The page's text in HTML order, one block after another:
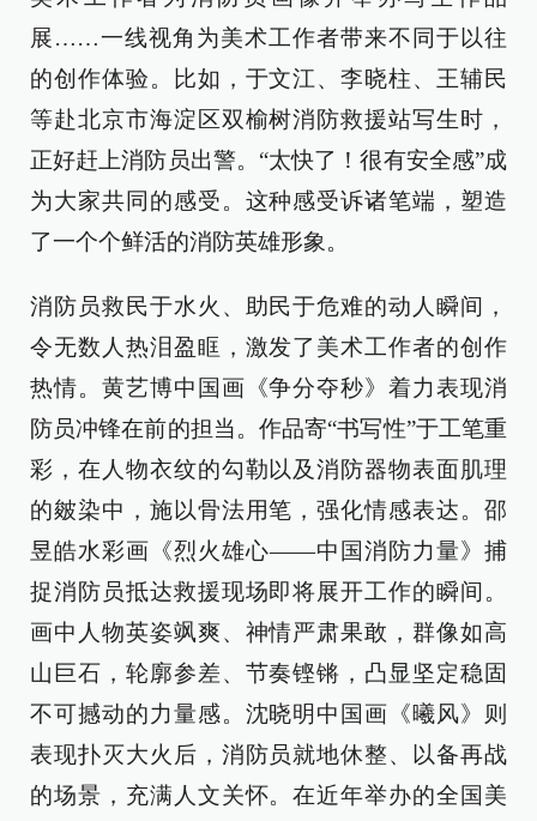
展……一线视角为美术工作者带来不同于以往
的创作体验。比如，于文江、李晓柱、王辅民
等赴北京市海淀区双榆树消防救援站写生时，
正好赶上消防员出警。“太快了！很有安全感”成
为大家共同的感受。这种感受诉诸笔端，塑造
了一个个鲜活的消防英雄形象。
消防员救民于水火、助民于危难的动人瞬间，
令无数人热泪盈眶，激发了美术工作者的创作
热情。黄艺博中国画《争分夺秒》着力表现消
防员冲锋在前的担当。作品寄“书写性”于工笔重
彩，在人物衣纹的勾勒以及消防器物表面肌理
的皴染中，施以骨法用笔，强化情感表达。邵
昱皓水彩画《烈火雄心——中国消防力量》捕
捉消防员抵达救援现场即将展开工作的瞬间。
画中人物英姿飒爽、神情严肃果敢，群像如高
山巨石，轮廓参差、节奏铿锵，凸显坚定稳固
不可撼动的力量感。沈晓明中国画《曦风》则
表现扑灭大火后，消防员就地休整、以备再战
的场景，充满人文关怀。在近年举办的全国美